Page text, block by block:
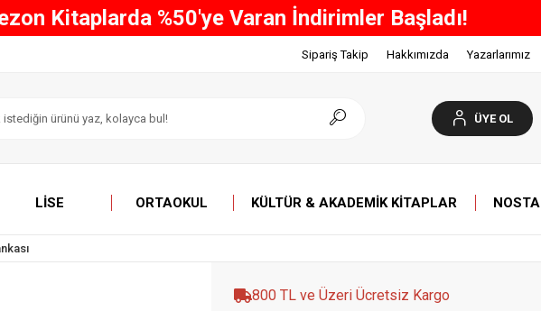
Üzeri Tüm Alışverişlerinizde ÜCRETSİZ KARGO!
Sipariş Takip Hakkımızda Yazarlarımız
ÜYE OL
LISE ORTAOKUL KÜLTÜR & AKADEMIK KITAPLAR
800 TL ve Üzeri Ücretsiz Kargo